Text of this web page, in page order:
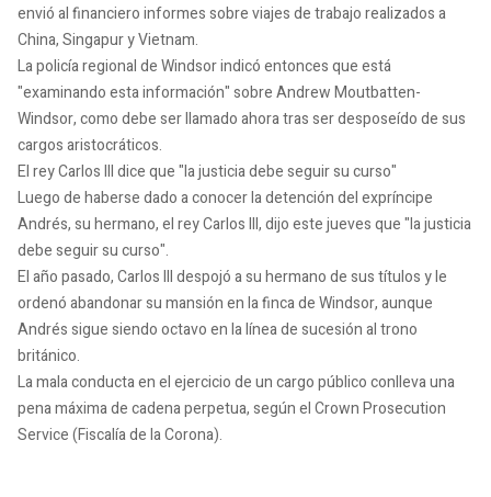
envió al financiero informes sobre viajes de trabajo realizados a
China, Singapur y Vietnam.
La policía regional de Windsor indicó entonces que está
"examinando esta información" sobre Andrew Moutbatten-
Windsor, como debe ser llamado ahora tras ser desposeído de sus
cargos aristocráticos.
El rey Carlos III dice que "la justicia debe seguir su curso"
Luego de haberse dado a conocer la detención del expríncipe
Andrés, su hermano, el rey Carlos III, dijo este jueves que "la justicia
debe seguir su curso".
El año pasado, Carlos III despojó a su hermano de sus títulos y le
ordenó abandonar su mansión en la finca de Windsor, aunque
Andrés sigue siendo octavo en la línea de sucesión al trono
británico.
La mala conducta en el ejercicio de un cargo público conlleva una
pena máxima de cadena perpetua, según el Crown Prosecution
Service (Fiscalía de la Corona).